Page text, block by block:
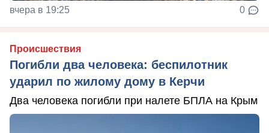
вчера в 19:25 0
Происшествия
Погибли два человека: беспилотник
ударил по жилому дому в Керчи
Два человека погибли при налете БПЛА на Крым